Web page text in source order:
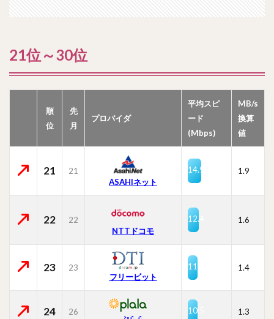
21位～30位
順
位
先
月
プロバイダ
平均スピ
ード
(Mbps)
MB/s
換算
値
21
21
ASAHIネット
14.9 1.9
22
22
NTTドコモ
12.4 1.6
23
23
フリービット
11.2 1.4
24 26 10.5 1.3